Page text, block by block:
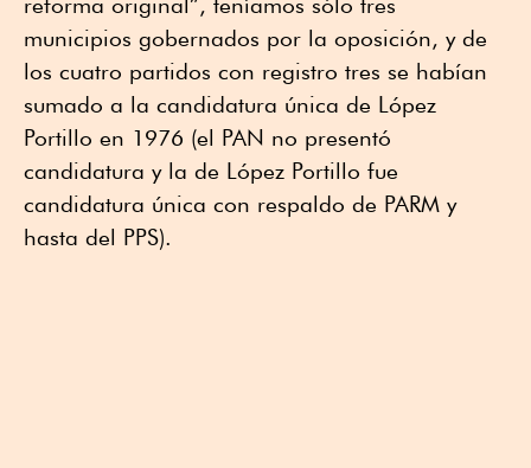
municipios gobernados por la oposición, y de
los cuatro partidos con registro tres se habían
sumado a la candidatura única de López
Portillo en 1976 (el PAN no presentó
candidatura y la de López Portillo fue
candidatura única con respaldo de PARM y
hasta del PPS).